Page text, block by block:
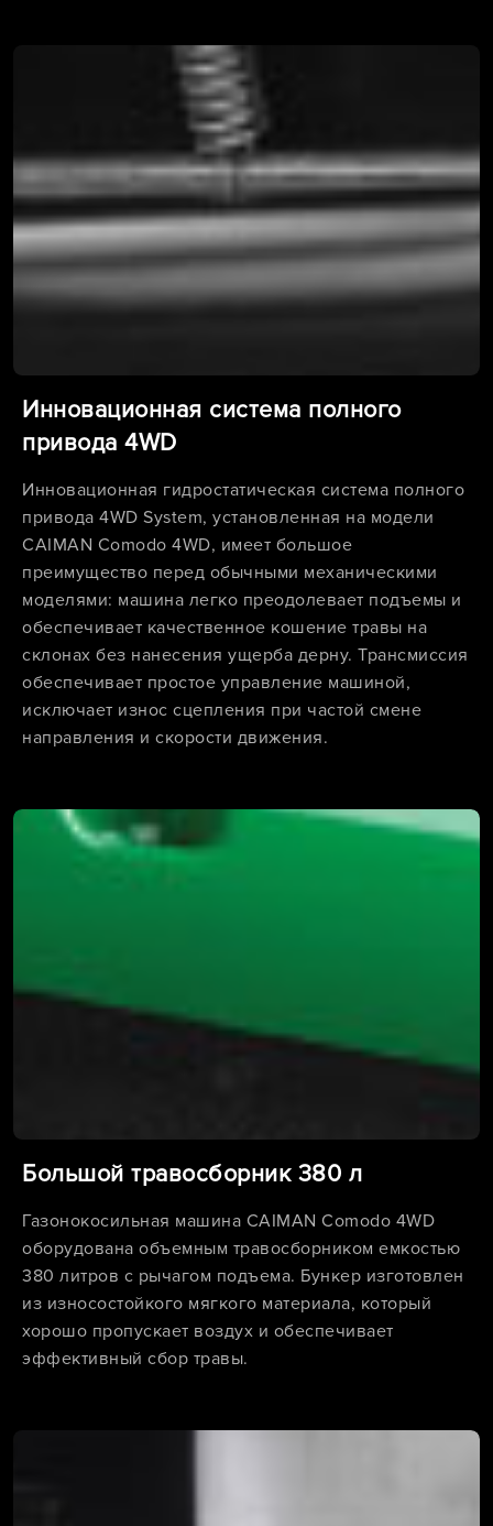
Инновационная система полного
привода 4WD
Инновационная гидростатическая система полного
привода 4WD System, установленная на модели
CAIMAN Comodo 4WD, имеет большое
преимущество перед обычными механическими
моделями: машина легко преодолевает подъемы и
обеспечивает качественное кошение травы на
склонах без нанесения ущерба дерну. Трансмиссия
обеспечивает простое управление машиной,
исключает износ сцепления при частой смене
направления и скорости движения.
Большой травосборник 380 л
Газонокосильная машина CAIMAN Comodo 4WD
оборудована объемным травосборником емкостью
380 литров с рычагом подъема. Бункер изготовлен
из износостойкого мягкого материала, который
хорошо пропускает воздух и обеспечивает
эффективный сбор травы.